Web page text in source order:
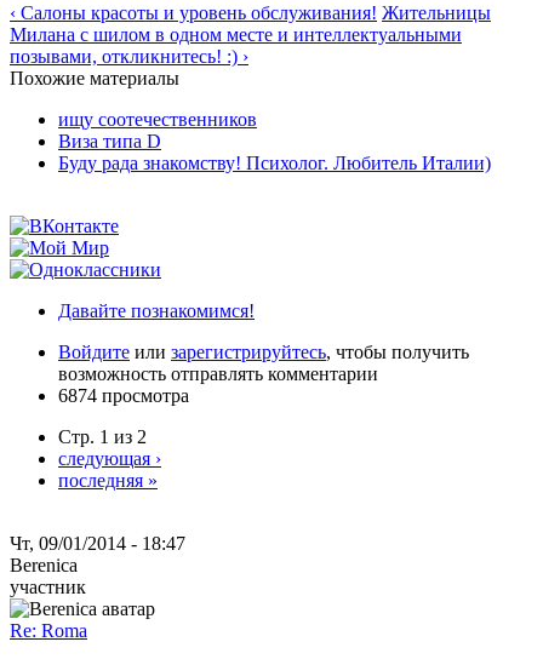
‹ Салоны красоты и уровень обслуживания! Жительницы
Милана с шилом в одном месте и интеллектуальными
позывами, откликнитесь! :) ›
Похожие материалы
ищу соотечественников
Виза типа D
Буду рада знакомству! Психолог. Любитель Италии)
Давайте познакомимся!
Войдите или зарегистрируйтесь, чтобы получить
возможность отправлять комментарии
6874 просмотра
Стр. 1 из 2
следующая ›
последняя »
Чт, 09/01/2014 - 18:47
Berenica
участник
Re: Roma